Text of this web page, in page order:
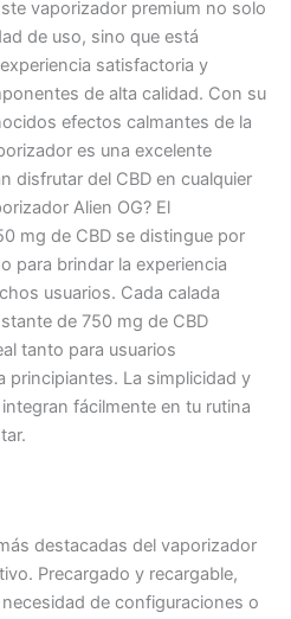
vaporizador premium no solo
de uso, sino que está
satisfactoria y
de alta calidad. Con su
efectos calmantes de la
es una excelente
disfrutar del CBD en cualquier
Alien OG? El
mg de CBD se distingue por
para brindar la experiencia
usuarios. Cada calada
de 750 mg de CBD
tanto para usuarios
principiantes. La simplicidad y
fácilmente en tu rutina
destacadas del vaporizador
Precargado y recargable,
de configuraciones o